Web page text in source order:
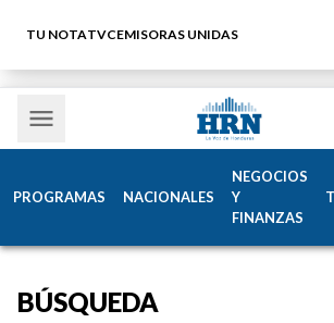
TU NOTATVCEMISORAS UNIDAS
PROGRAMAS NACIONALES
NEGOCIOS
Y
FINANZAS
BÚSQUEDA